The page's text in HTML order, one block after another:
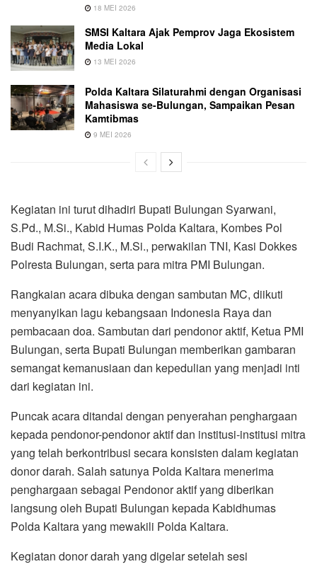
18 MEI 2026
SMSI Kaltara Ajak Pemprov Jaga Ekosistem
Media Lokal
13 MEI 2026
Polda Kaltara Silaturahmi dengan Organisasi
Mahasiswa se-Bulungan, Sampaikan Pesan
Kamtibmas
9 MEI 2026
Kegiatan ini turut dihadiri Bupati Bulungan Syarwani,
S.Pd., M.Si., Kabid Humas Polda Kaltara, Kombes Pol
Budi Rachmat, S.I.K., M.Si., perwakilan TNI, Kasi Dokkes
Polresta Bulungan, serta para mitra PMI Bulungan.
Rangkaian acara dibuka dengan sambutan MC, diikuti
menyanyikan lagu kebangsaan Indonesia Raya dan
pembacaan doa. Sambutan dari pendonor aktif, Ketua PMI
Bulungan, serta Bupati Bulungan memberikan gambaran
semangat kemanusiaan dan kepedulian yang menjadi inti
dari kegiatan ini.
Puncak acara ditandai dengan penyerahan penghargaan
kepada pendonor-pendonor aktif dan institusi-institusi mitra
yang telah berkontribusi secara konsisten dalam kegiatan
donor darah. Salah satunya Polda Kaltara menerima
penghargaan sebagai Pendonor aktif yang diberikan
langsung oleh Bupati Bulungan kepada Kabidhumas
Polda Kaltara yang mewakili Polda Kaltara.
Kegiatan donor darah yang digelar setelah sesi